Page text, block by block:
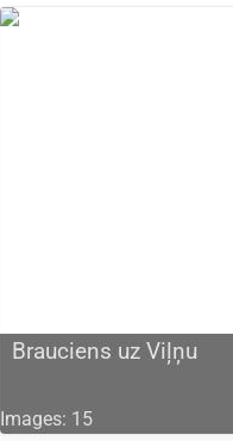
Brauciens uz Viļņu
Images: 15